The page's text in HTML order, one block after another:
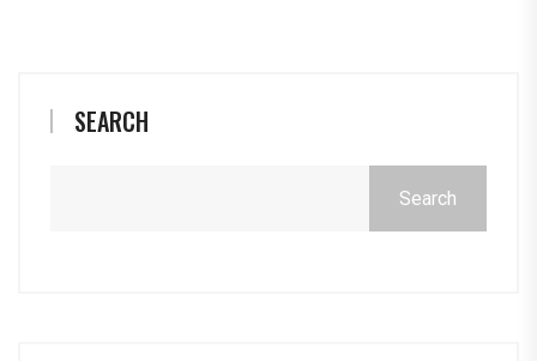
SEARCH
Search